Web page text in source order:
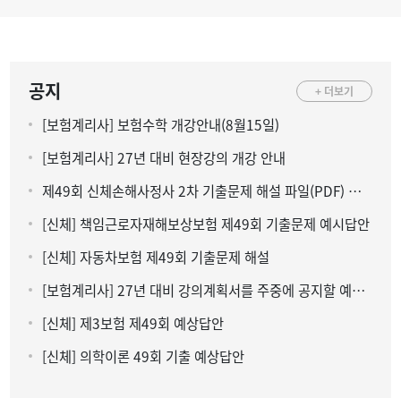
공지 + 더보기
[보험계리사] 보험수학 개강안내(8월15일)
[보험계리사] 27년 대비 현장강의 개강 안내
제49회 신체손해사정사 2차 기출문제 해설 파일(PDF) 다운로드
[신체] 책임근로자재해보상보험 제49회 기출문제 예시답안
[신체] 자동차보험 제49회 기출문제 해설
[보험계리사] 27년 대비 강의계획서를 주중에 공지할 예정입니다.
[신체] 제3보험 제49회 예상답안
[신체] 의학이론 49회 기출 예상답안